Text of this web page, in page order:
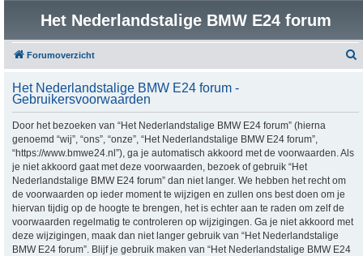
Het Nederlandstalige BMW E24 forum
Forumoverzicht
k
Het Nederlandstalige BMW E24 forum -
Gebruikersvoorwaarden
Door het bezoeken van “Het Nederlandstalige BMW E24 forum” (hierna
genoemd “wij”, “ons”, “onze”, “Het Nederlandstalige BMW E24 forum”,
“https://www.bmwe24.nl”), ga je automatisch akkoord met de voorwaarden. Als
je niet akkoord gaat met deze voorwaarden, bezoek of gebruik “Het
Nederlandstalige BMW E24 forum” dan niet langer. We hebben het recht om
de voorwaarden op ieder moment te wijzigen en zullen ons best doen om je
hiervan tijdig op de hoogte te brengen, het is echter aan te raden om zelf de
voorwaarden regelmatig te controleren op wijzigingen. Ga je niet akkoord met
deze wijzigingen, maak dan niet langer gebruik van “Het Nederlandstalige
BMW E24 forum”. Blijf je gebruik maken van “Het Nederlandstalige BMW E24